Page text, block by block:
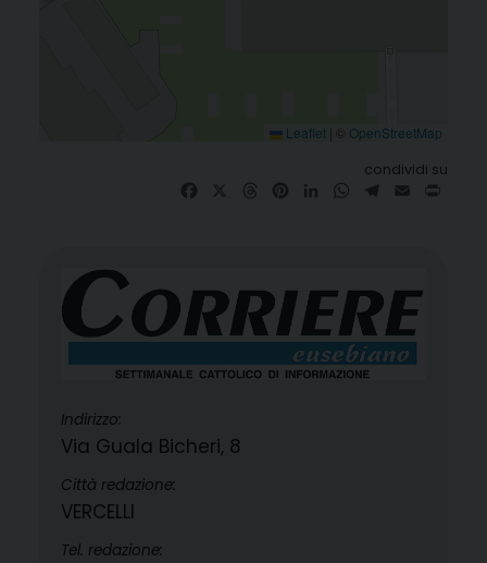
Leaflet |
OpenStreetMap
condividi su
FacebookThreadsPinterest
LinkedInWhatsApp
Telegram
Email
Indirizzo:
Via Guala Bicheri, 8
Città redazione:
VERCELLI
Tel. redazione: